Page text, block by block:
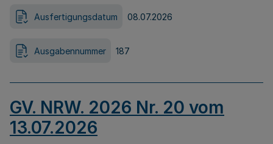
Ausfertigungsdatum 08.07.2026
Ausgabennummer 187
GV. NRW. 2026 Nr. 20 vom
13.07.2026